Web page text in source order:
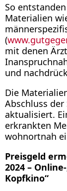
So
Materialien
(
mit denen
und
Die
Abschluss
aktualisiert.
erkrankten
wohnortnah
Preisgeld
2024 –
Kopfkino“